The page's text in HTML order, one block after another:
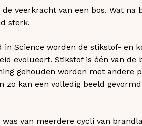
veerkracht van een bos. Wat na
sterk.
Science worden de stikstof- en
evolueert. Stikstof is één van de
gehouden worden met andere
kan een volledig beeld
van meerdere cycli van